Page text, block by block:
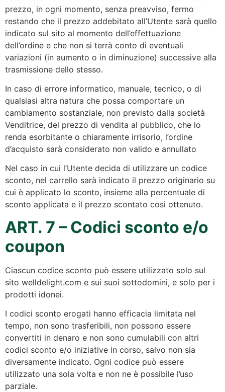
prezzo, in ogni momento, senza preavviso, fermo
restando che il prezzo addebitato all’Utente sarà quello
indicato sul sito al momento dell’effettuazione
dell’ordine e che non si terrà conto di eventuali
variazioni (in aumento o in diminuzione) successive alla
trasmissione dello stesso.
In caso di errore informatico, manuale, tecnico, o di
qualsiasi altra natura che possa comportare un
cambiamento sostanziale, non previsto dalla società
Venditrice, del prezzo di vendita al pubblico, che lo
renda esorbitante o chiaramente irrisorio, l’ordine
d’acquisto sarà considerato non valido e annullato
Nel caso in cui l’Utente decida di utilizzare un codice
sconto, nel carrello sarà indicato il prezzo originario su
cui è applicato lo sconto, insieme alla percentuale di
sconto applicata e il prezzo scontato così ottenuto.
ART. 7 – Codici sconto e/o
coupon
Ciascun codice sconto può essere utilizzato solo sul
sito welldelight.com e sui suoi sottodomini, e solo per i
prodotti idonei.
I codici sconto erogati hanno efficacia limitata nel
tempo, non sono trasferibili, non possono essere
convertiti in denaro e non sono cumulabili con altri
codici sconto e/o iniziative in corso, salvo non sia
diversamente indicato. Ogni codice può essere
utilizzato una sola volta e non ne è possibile l’uso
parziale.